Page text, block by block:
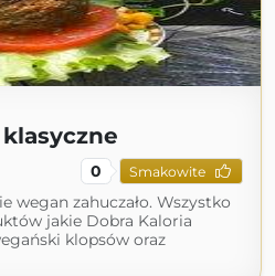
0 Smakowite
wegan zahuczało. Wszystko
jakie Dobra Kaloria
klopsów oraz